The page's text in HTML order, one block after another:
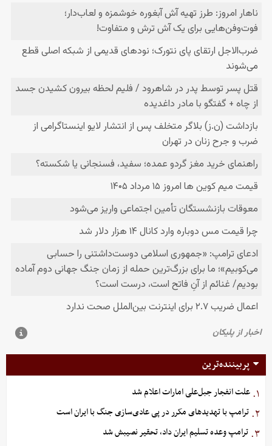
پربیننده‌ترین
۱. علت انفجار جبل‌علی امارات اعلام شد
۲. ترامپ با تهدیدهای مکرر در پی عادی‌سازی جنگ با ایران است
۳. ترامپ وعده تسلیم ایران داد، تحقیر نصیبش شد